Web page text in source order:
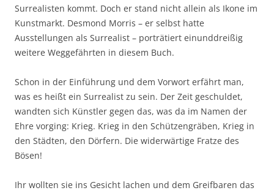
Surrealisten kommt. Doch er stand nicht allein als Ikone im
Kunstmarkt. Desmond Morris – er selbst hatte
Ausstellungen als Surrealist – porträtiert einunddreißig
weitere Weggefährten in diesem Buch.
Schon in der Einführung und dem Vorwort erfährt man,
was es heißt ein Surrealist zu sein. Der Zeit geschuldet,
wandten sich Künstler gegen das, was da im Namen der
Ehre vorging: Krieg. Krieg in den Schützengräben, Krieg in
den Städten, den Dörfern. Die widerwärtige Fratze des
Bösen!
Ihr wollten sie ins Gesicht lachen und dem Greifbaren das